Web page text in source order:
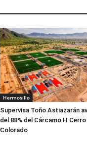
Hermosillo
Supervisa Toño Astiazarán
del 88% del Cárcamo H Cerro
Colorado